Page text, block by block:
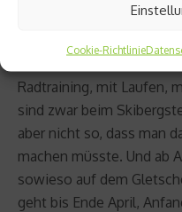
Cookie-Richtlinie
auch nicht.
Radtraining, mit Laufen,
sind zwar beim
aber nicht so, dass man
machen müsste. Und ab
sowieso auf dem
geht bis Ende April,